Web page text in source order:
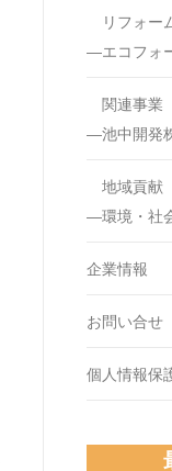
リフォー
—エコフォ
関連事業
―池中開発
地域貢献
―環境・社
企業情報
お問い合せ
個人情報保